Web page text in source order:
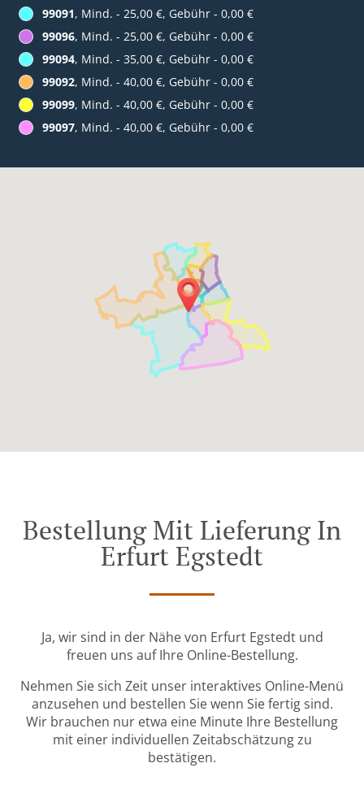
99091, Mind. - 25,00 €, Gebühr - 0,00 €
99096, Mind. - 25,00 €, Gebühr - 0,00 €
99094, Mind. - 35,00 €, Gebühr - 0,00 €
99092, Mind. - 40,00 €, Gebühr - 0,00 €
99099, Mind. - 40,00 €, Gebühr - 0,00 €
99097, Mind. - 40,00 €, Gebühr - 0,00 €
Bestellung Mit Lieferung In
Erfurt Egstedt
Ja, wir sind in der Nähe von Erfurt Egstedt und
freuen uns auf Ihre Online-Bestellung.
Nehmen Sie sich Zeit unser interaktives Online-Menü
anzusehen und bestellen Sie wenn Sie fertig sind.
Wir brauchen nur etwa eine Minute Ihre Bestellung
mit einer individuellen Zeitabschätzung zu
bestätigen.